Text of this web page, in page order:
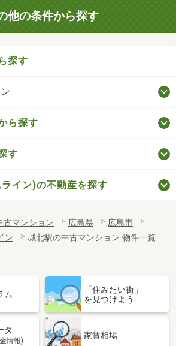
他の条件から探す
探す
ら探す
す
イン)の不動産を探す
古マンション 広島県
広島市
ン 城北駅の中古マンション 物件一覧
ム
「住みたい街」
を見つけよう
タ
情報)
家賃相場